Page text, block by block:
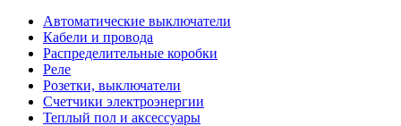
Автоматические выключатели
Кабели и провода
Распределительные коробки
Реле
Розетки, выключатели
Счетчики электроэнергии
Теплый пол и аксессуары